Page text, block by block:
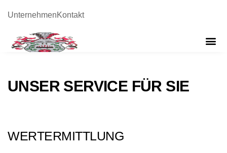
UnternehmenKontakt
UNSER SERVICE FÜR SIE
WERTERMITTLUNG